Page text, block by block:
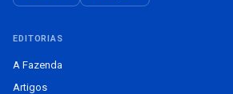
EDITORIAS
A Fazenda
Artigos